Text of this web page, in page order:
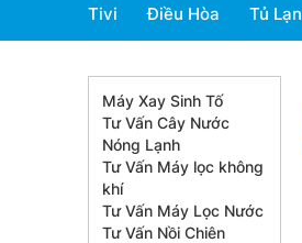
Tivi Điều Hòa Tủ
Máy Xay Sinh Tố
Tư Vấn Cây Nước
Nóng Lạnh
Tư Vấn Máy lọc không
khí
Tư Vấn Máy Lọc Nước
Tư Vấn Nồi Chiên